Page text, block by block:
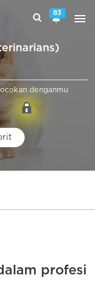
83
denganmu
profesi